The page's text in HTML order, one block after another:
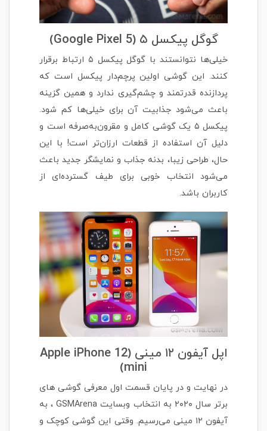
گوگل پیکسل ۵ (Google Pixel 5)
خیلی‌ها نتوانستند با گوگل پیکسل ۵ ارتباط برقرار
کنند. این گوشی اولین پرچم‌دار پیکسل است که
پردازنده قدرتمند و چشم‌گیری ندارد و همین گزینه
باعث می‌شود جذابیت آن برای خیلی‌ها کم شود.
پیکسل ۵ یک گوشی کامل و مقرون‌به‌صرفه است و
دلیل آن استفاده از قطعات ارزان‌تر است! با این
حال، طراحی زیبا، بدنه جذاب و نمایشگر جدید باعث
می‌شود انتخاب خوبی برای طیف گسترده‌ای از
کاربران باشد.
اپل آیفون ۱۲ مینی (Apple iPhone 12
mini)
در نهایت و در پایان قسمت اول معرفی گوشی های
برتر سال ۲۰۲۰ به انتخاب وبسایت GSMArena ، به
آیفون ۱۲ مینی می‌رسیم. وقتی این گوشی کوچک و